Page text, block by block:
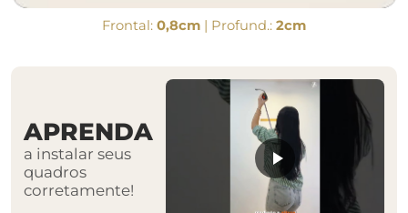
Frontal: 0,8cm | Profund.: 2cm
APRENDA
a instalar seus
quadros
corretamente!